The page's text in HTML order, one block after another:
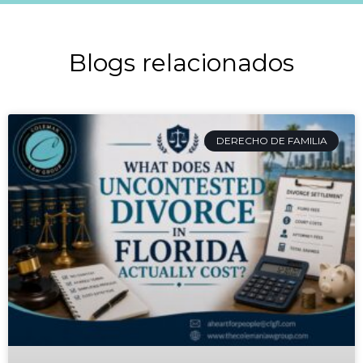
Blogs relacionados
DERECHO DE FAMILIA